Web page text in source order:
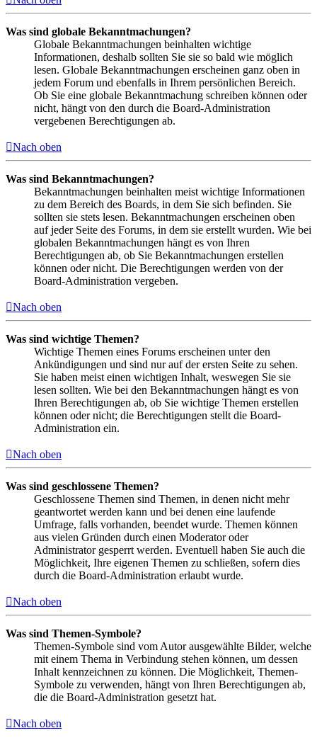
Was sind globale Bekanntmachungen?
Globale Bekanntmachungen beinhalten wichtige
Informationen, deshalb sollten Sie sie so bald wie möglich
lesen. Globale Bekanntmachungen erscheinen ganz oben in
jedem Forum und ebenfalls in Ihrem persönlichen Bereich.
Ob Sie eine globale Bekanntmachung schreiben können oder
nicht, hängt von den durch die Board-Administration
vergebenen Berechtigungen ab.
Nach oben
Was sind Bekanntmachungen?
Bekanntmachungen beinhalten meist wichtige Informationen
zu dem Bereich des Boards, in dem Sie sich befinden. Sie
sollten sie stets lesen. Bekanntmachungen erscheinen oben
auf jeder Seite des Forums, in dem sie erstellt wurden. Wie bei
globalen Bekanntmachungen hängt es von Ihren
Berechtigungen ab, ob Sie Bekanntmachungen erstellen
können oder nicht. Die Berechtigungen werden von der
Board-Administration vergeben.
Nach oben
Was sind wichtige Themen?
Wichtige Themen eines Forums erscheinen unter den
Ankündigungen und sind nur auf der ersten Seite zu sehen.
Sie haben meist einen wichtigen Inhalt, weswegen Sie sie
lesen sollten. Wie bei den Bekanntmachungen hängt es von
Ihren Berechtigungen ab, ob Sie wichtige Themen erstellen
können oder nicht; die Berechtigungen stellt die Board-
Administration ein.
Nach oben
Was sind geschlossene Themen?
Geschlossene Themen sind Themen, in denen nicht mehr
geantwortet werden kann und bei denen eine laufende
Umfrage, falls vorhanden, beendet wurde. Themen können
aus vielen Gründen durch einen Moderator oder
Administrator gesperrt werden. Eventuell haben Sie auch die
Möglichkeit, Ihre eigenen Themen zu schließen, sofern dies
durch die Board-Administration erlaubt wurde.
Nach oben
Was sind Themen-Symbole?
Themen-Symbole sind vom Autor ausgewählte Bilder, welche
mit einem Thema in Verbindung stehen können, um dessen
Inhalt kennzeichnen zu können. Die Möglichkeit, Themen-
Symbole zu verwenden, hängt von Ihren Berechtigungen ab,
die die Board-Administration gesetzt hat.
Nach oben